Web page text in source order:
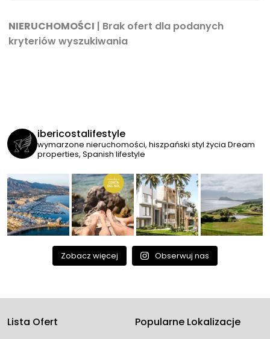
NIERUCHOMOŚCI | Brak ofert dla podanych
kryteriów wyszukiwania
ibericostalifestyle
wymarzone nieruchomości, hiszpański styl życia Dream
properties, Spanish lifestyle
Zobacz więcej Obserwuj nas
Lista Ofert
Popularne Lokalizacje